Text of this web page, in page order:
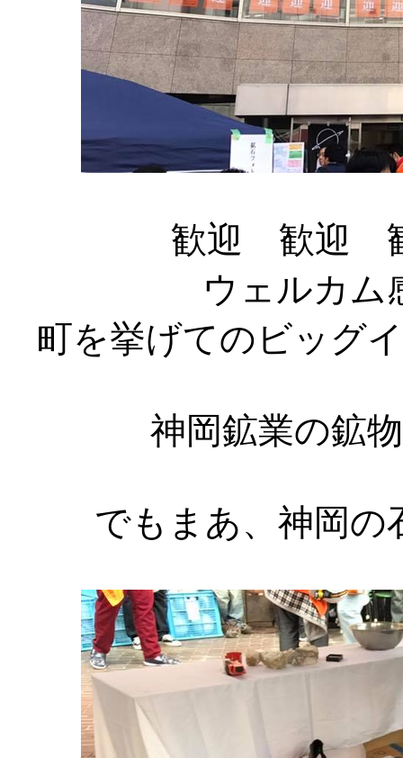
歓迎 歓迎
ウェルカム
町を挙げてのビッグ
神岡鉱業の鉱
でもまあ、神岡の